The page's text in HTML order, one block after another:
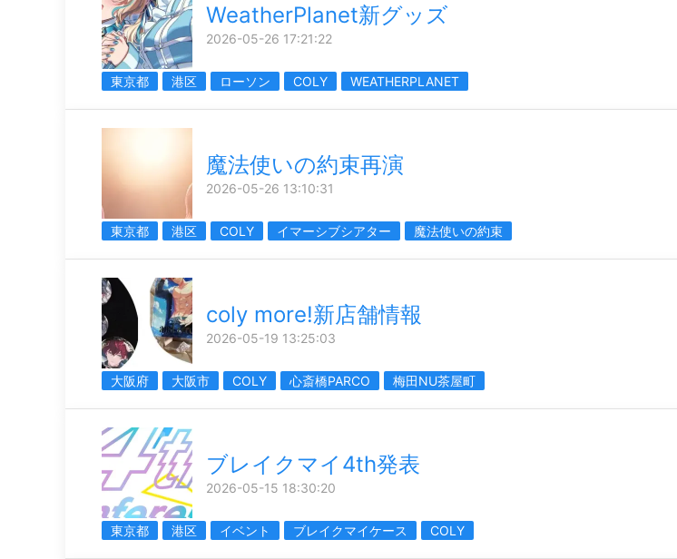
WeatherPlanet新グッズ
2026-05-26 17:21:22
東京都 港区 ローソン COLY WEATHERPLANET
魔法使いの約束再演
2026-05-26 13:10:31
東京都 港区 COLY イマーシブシアター 魔法使いの約束
coly more!新店舗情報
2026-05-19 13:25:03
大阪府 大阪市 COLY 心斎橋PARCO 梅田NU茶屋町
ブレイクマイ4th発表
2026-05-15 18:30:20
東京都 港区 イベント ブレイクマイケース COLY